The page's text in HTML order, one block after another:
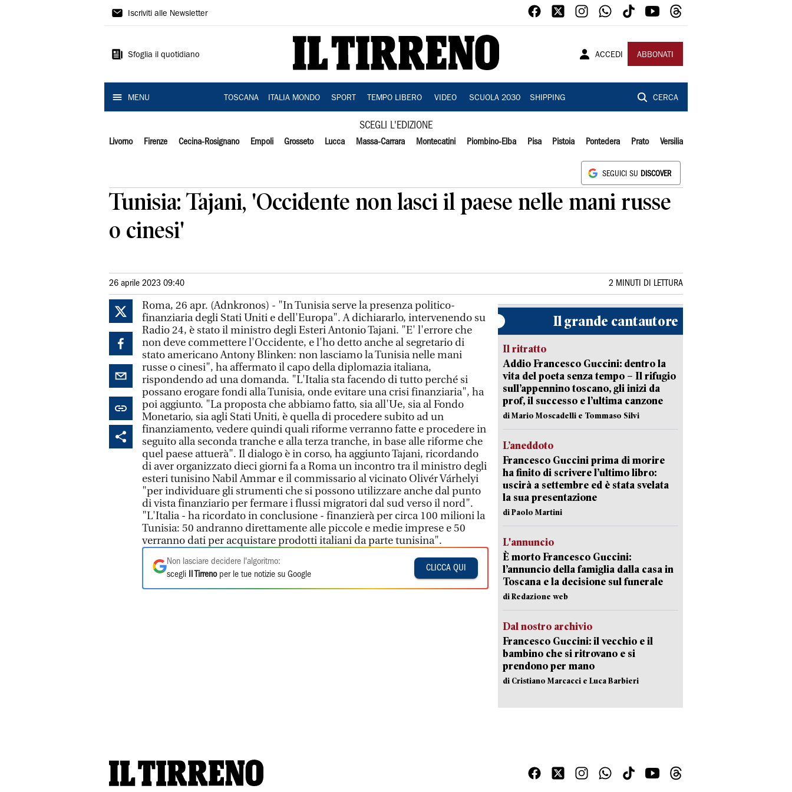
Il
Iscriviti alle Newsletter
Sfoglia il quotidiano ACCEDI ABBONATI
MENU TOSCANA ITALIA MONDO SPORT TEMPO LIBERO VIDEO SCUOLA 2030 SHIPPING CERCA
SCEGLI L'EDIZIONE
Livorno Firenze Cecina-Rosignano Empoli Grosseto Lucca Massa-Carrara Montecatini Piombino-Elba Pisa Pistoia Pontedera Prato Versilia
SEGUICI SU DISCOVER
Tunisia: Tajani, 'Occidente non lasci il paese nelle mani russe
o cinesi'
26 aprile 2023 09:40 2 MINUTI DI LETTURA
Roma, 26 apr. (Adnkronos) - "In Tunisia serve la presenza politico-
finanziaria degli Stati Uniti e dell'Europa". A dichiararlo, intervenendo su
Radio 24, è stato il ministro degli Esteri Antonio Tajani. "E' l'errore che
non deve commettere l'Occidente, e l'ho detto anche al segretario di
stato americano Antony Blinken: non lasciamo la Tunisia nelle mani
russe o cinesi", ha affermato il capo della diplomazia italiana,
rispondendo ad una domanda. "L'Italia sta facendo di tutto perché si
possano erogare fondi alla Tunisia, onde evitare una crisi finanziaria", ha
poi aggiunto. "La proposta che abbiamo fatto, sia all'Ue, sia al Fondo
Monetario, sia agli Stati Uniti, è quella di procedere subito ad un
finanziamento, vedere quindi quali riforme verranno fatte e procedere in
seguito alla seconda tranche e alla terza tranche, in base alle riforme che
quel paese attuerà". Il dialogo è in corso, ha aggiunto Tajani, ricordando
di aver organizzato dieci giorni fa a Roma un incontro tra il ministro degli
esteri tunisino Nabil Ammar e il commissario al vicinato Olivér Várhelyi
"per individuare gli strumenti che si possono utilizzare anche dal punto
di vista finanziario per fermare i flussi migratori dal sud verso il nord".
"L'Italia - ha ricordato in conclusione - finanzierà per circa 100 milioni la
Tunisia: 50 andranno direttamente alle piccole e medie imprese e 50
verranno dati per acquistare prodotti italiani da parte tunisina".
Non lasciare decidere l'algoritmo:
scegli
Il Tirrenoper le tue notizie su Google
CLICCA QUI
Il grande cantautore
Il ritratto
Addio Francesco Guccini: dentro la
vita del poeta senza tempo – Il rifugio
sull’appennino toscano, gli inizi da
prof, il successo e l’ultima canzone
di Mario Moscadelli e Tommaso Silvi
L’aneddoto
Francesco Guccini prima di morire
ha finito di scrivere l’ultimo libro:
uscirà a settembre ed è stata svelata
la sua presentazione
di Paolo Martini
L'annuncio
È morto Francesco Guccini:
l’annuncio della famiglia dalla casa in
Toscana e la decisione sul funerale
di Redazione web
Dal nostro archivio
Francesco Guccini: il vecchio e il
bambino che si ritrovano e si
prendono per mano
di Cristiano Marcacci e Luca Barbieri